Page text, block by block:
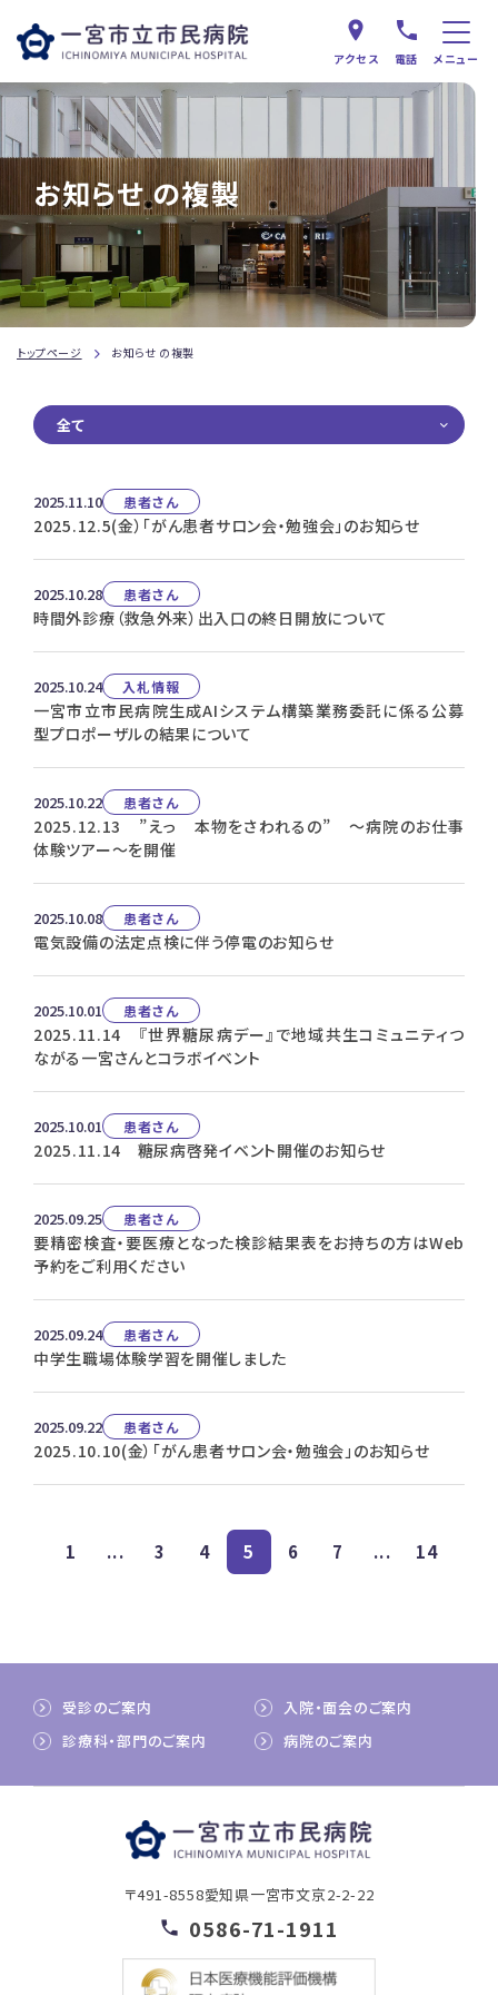
アクセス 電話 メニュー
お知らせ の複製
トップページ お知らせ の複製
2025.11.10 患者さん
2025.12.5(金）「がん患者サロン会・勉強会」のお知らせ
2025.10.28 患者さん
時間外診療（救急外来）出入口の終日開放について
2025.10.24 入札情報
一宮市立市民病院生成AIシステム構築業務委託に係る公募
型プロポーザルの結果について
2025.10.22 患者さん
2025.12.13 ”えっ 本物をさわれるの” ～病院のお仕事
体験ツアー～を開催
2025.10.08 患者さん
電気設備の法定点検に伴う停電のお知らせ
2025.10.01 患者さん
2025.11.14 『世界糖尿病デー』で地域共生コミュニティつ
ながる一宮さんとコラボイベント
2025.10.01 患者さん
2025.11.14 糖尿病啓発イベント開催のお知らせ
2025.09.25 患者さん
要精密検査・要医療となった検診結果表をお持ちの方はWeb
予約をご利用ください
2025.09.24 患者さん
中学生職場体験学習を開催しました
2025.09.22 患者さん
2025.10.10(金）「がん患者サロン会・勉強会」のお知らせ
1 ... 3 4 5 6 7 ... 14
受診のご案内
入院・面会のご案内
診療科・部門のご案内
病院のご案内
〒491-8558愛知県一宮市文京2-2-22
0586-71-1911